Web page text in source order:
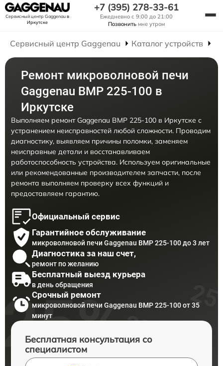
Сервисный центр Gaggenauв
Иркутске
+7 (395) 278-33-61
Ежедневно с 9:00 до 21:00
Позвонить мне утром
Сервисный центр Gaggenau Каталог устройств
Ремонт микроволновой печи
Gaggenau BMP 225-100 в
Иркутске
Выполняем ремонт Gaggenau BMP 225-100 в Иркутске с
устранением неисправностей любой сложности. Проводим
диагностику, выявляем причины поломки, заменяем
неисправные детали и восстанавливаем
работоспособность устройства. Используем оригинальные
или рекомендованные производителем запчасти, после
ремонта выполняем проверку всех функций и
предоставляем гарантию.
Официальный сервис
Гарантийное обслуживание
микроволновой печи Gaggenau BMP 225-100 до 3 лет
Диагностика за наш счет,
ремонт по желанию
Бесплатный выезд курьера
в день обращения
Срочный ремонт
микроволновой печи Gaggenau BMP 225-100 от 35
минут
Бесплатная консультация со
специалистом